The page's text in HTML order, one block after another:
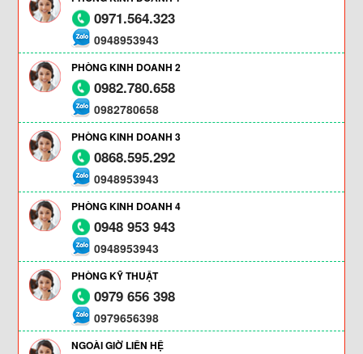
0971.564.323
0948953943
PHÒNG KINH DOANH 2
0982.780.658
0982780658
PHÒNG KINH DOANH 3
0868.595.292
0948953943
PHÒNG KINH DOANH 4
0948 953 943
0948953943
PHÒNG KỸ THUẬT
0979 656 398
0979656398
NGOÀI GIỜ LIÊN HỆ